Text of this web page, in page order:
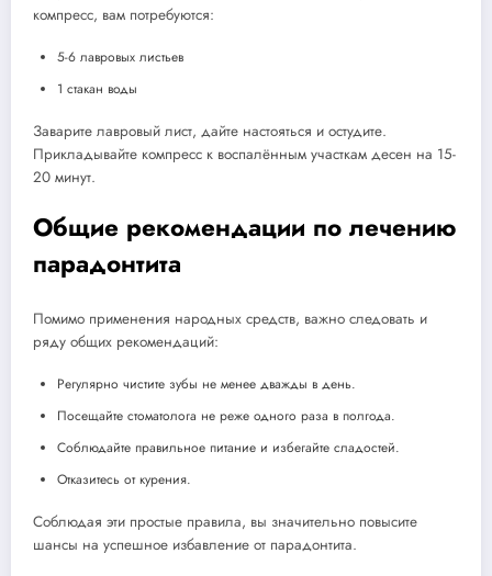
компресс, вам потребуются:
5-6 лавровых листьев
1 стакан воды
Заварите лавровый лист, дайте настояться и остудите.
Прикладывайте компресс к воспалённым участкам десен на 15-
20 минут.
Общие рекомендации по лечению
парадонтита
Помимо применения народных средств, важно следовать и
ряду общих рекомендаций:
Регулярно чистите зубы не менее дважды в день.
Посещайте стоматолога не реже одного раза в полгода.
Соблюдайте правильное питание и избегайте сладостей.
Отказитесь от курения.
Соблюдая эти простые правила, вы значительно повысите
шансы на успешное избавление от парадонтита.